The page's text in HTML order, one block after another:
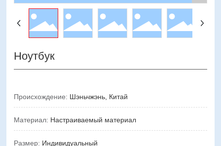
Ноутбук
Происхождение: Шэньчжэнь, Китай
Материал: Настраиваемый материал
Размер: Индивидуальный